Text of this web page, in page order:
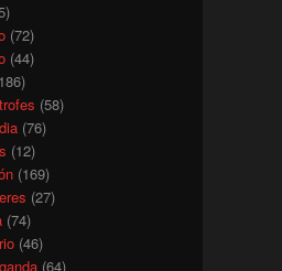
(72)
(44)
(58)
(76)
(12)
(169)
(27)
(74)
(46)
(64)